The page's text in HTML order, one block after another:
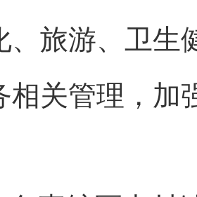
、旅游、卫生
相关管理，加